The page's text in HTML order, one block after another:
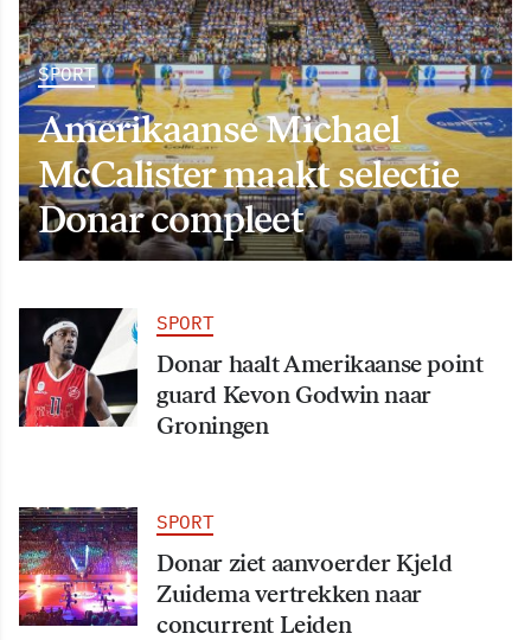
SPORT
Amerikaanse Michael
McCalister maakt selectie
Donar compleet
SPORT
Donar haalt Amerikaanse point
guard Kevon Godwin naar
Groningen
SPORT
Donar ziet aanvoerder Kjeld
Zuidema vertrekken naar
concurrent Leiden